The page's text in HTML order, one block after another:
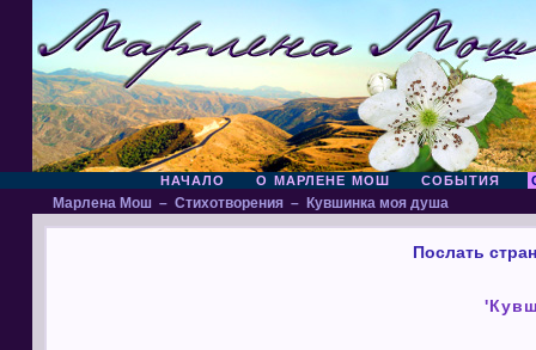
НАЧАЛО О МАРЛЕНЕ МОШ СОБЫТИЯ
Марлена Мош – Стихотворения – Кувшинка моя душа
Послать